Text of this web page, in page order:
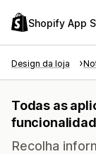
Shopify App
Design da loja
Todas as
Recolha